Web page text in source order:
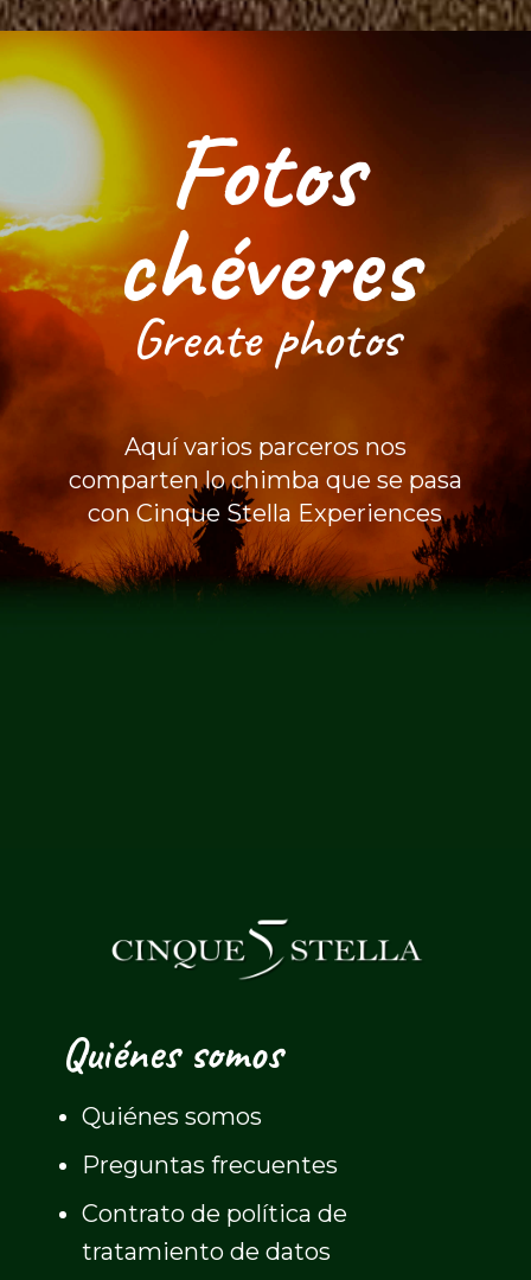
Fotos
chéveres
Greate photos
Aquí varios parceros nos
comparten lo chimba que se pasa
con Cinque Stella Experiences
Quiénes somos
Quiénes somos
Preguntas frecuentes
Contrato de política de
tratamiento de datos